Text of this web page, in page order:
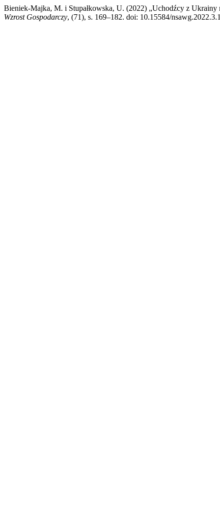
Bieniek-Majka, M. i Stupałkowska, U. (2022) „Uchodźcy z
Wzrost Gospodarczy, (71), s. 169–182. doi: 10.15584/